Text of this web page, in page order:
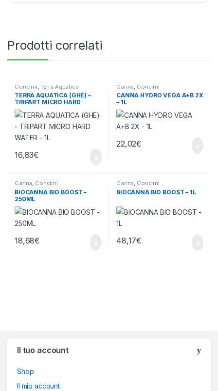
Prodotti correlati
Concimi Terra Aquatica
TERRA AQUATICA (GHE) –
TRIPART MICRO HARD
WATER – 1L
16,83€
Canna Concimi
CANNA HYDRO VEGA A+B 2X
– 1L
22,02€
Canna, Concimi
BIOCANNA BIO BOOST –
250ML
18,68€
Canna, Concimi
BIOCANNA BIO BOOST – 1L
48,17€
Il tuo account
Shop
Il mio account